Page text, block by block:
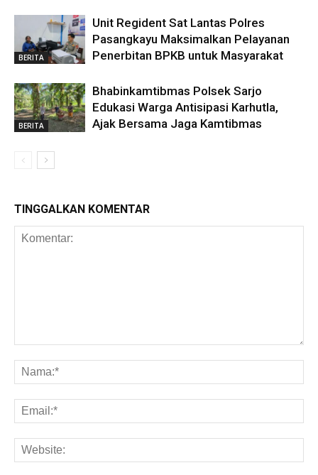
BERITA
Unit Regident Sat Lantas Polres
Pasangkayu Maksimalkan Pelayanan
Penerbitan BPKB untuk Masyarakat
BERITA
Bhabinkamtibmas Polsek Sarjo
Edukasi Warga Antisipasi Karhutla,
Ajak Bersama Jaga Kamtibmas
TINGGALKAN KOMENTAR